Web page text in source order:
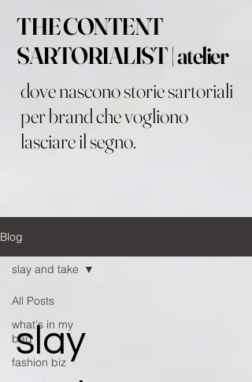
THE CONTENT
SARTORIALIST | atelier
dove nascono storie sartoriali
per brand che vogliono
lasciare il segno.
Blog
All Posts
what's in my
bag
fashion biz
slay and take
slay